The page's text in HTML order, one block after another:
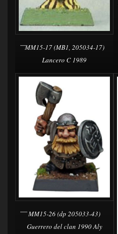
MM15-17 (MB1, 205034-17)
Lancero C 1989
MM15-26 (dp 205033-43)
Guerrero del clan 1990 Aly